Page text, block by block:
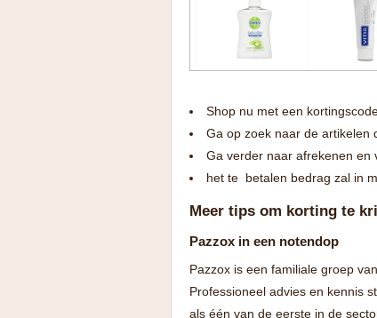
Shop nu met een
Ga op zoek naar de artikelen
Ga verder naar afrekenen en
het te betalen bedrag zal in
Meer tips om korting te
Pazzox in een notendop
Pazzox is een familiale groep
Professioneel advies en kennis
als één van de eerste in de